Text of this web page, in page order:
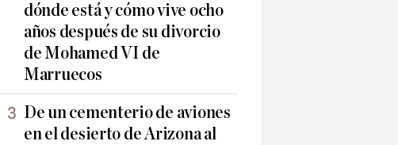
dónde está y cómo vive ocho
años después de su divorcio
de Mohamed VI de
Marruecos
De un cementerio de aviones
en el desierto de Arizona al